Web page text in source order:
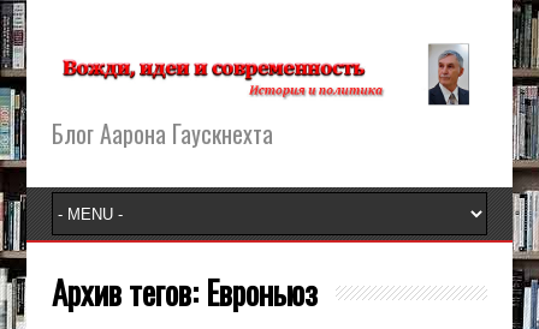
Блог Аарона Гаускнехта
Архив тегов: Евроньюз